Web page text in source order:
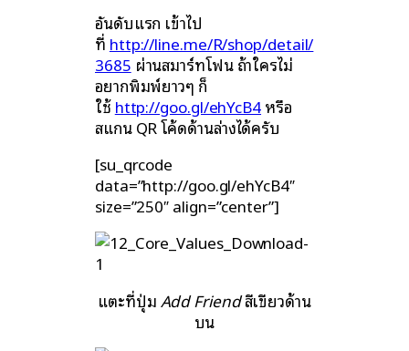
อันดับแรก เข้าไป
ที่ http://line.me/R/shop/detail/
3685 ผ่านสมาร์ทโฟน ถ้าใครไม่
อยากพิมพ์ยาวๆ ก็
ใช้http://goo.gl/ehYcB4หรือ
สแกน QR โค้ดด้านล่างได้ครับ
[su_qrcode
data=”http://goo.gl/ehYcB4″
size=”250″ align=”center”]
แตะที่ปุ่มAdd Friendสีเขียวด้าน
บน